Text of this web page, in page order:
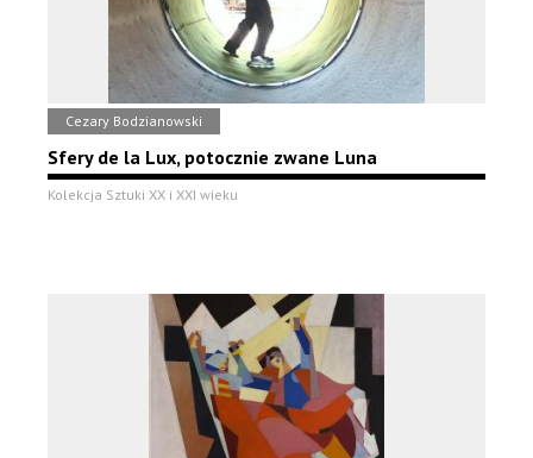
Cezary Bodzianowski
Sfery de la Lux, potocznie zwane Luna
Kolekcja Sztuki XX i XXI wieku